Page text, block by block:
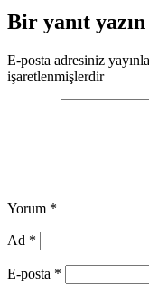
Bir yanıt yazın
E-posta adresiniz
işaretlenmişlerdir
Yorum *
Ad *
E-posta *